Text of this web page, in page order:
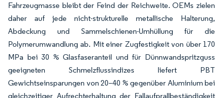
Fahrzeugmasse bleibt der Feind der Reichweite. OEMs zielen
daher auf jede nicht-strukturelle metallische Halterung,
Abdeckung und Sammelschienen-Umhüllung für die
Polymerumwandlung ab. Mit einer Zugfestigkeit von über 170
MPa bei 30 % Glasfaseranteil und für Dünnwandspritzguss
geeigneten Schmelzflussindizes liefert PBT
Gewichtseinsparungen von 20–40 % gegenüber Aluminium bei
gleichzeitiger Aufrechterhaltung der Fallaufprallbeständigkeit